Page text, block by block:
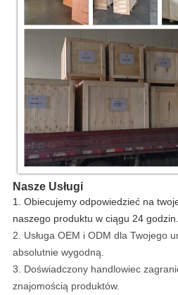
Nasze Usługi
1. Obiecujemy odpowiedzieć na
naszego produktu w ciągu 24 godzin.
2. Usługa OEM i ODM dla Twojego
absolutnie wygodną.
3. Doświadczony handlowiec
znajomością produktów.